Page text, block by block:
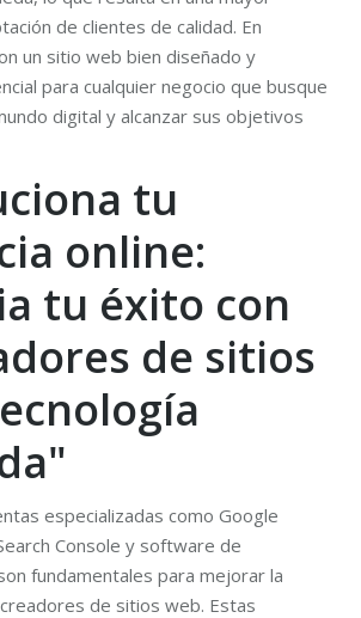
de clientes de calidad. En
un sitio web bien diseñado y
para cualquier negocio que busque
digital y alcanzar sus objetivos
tu
online:
tu éxito con
de sitios
especializadas como Google
Console y software de
fundamentales para mejorar la
de sitios web. Estas